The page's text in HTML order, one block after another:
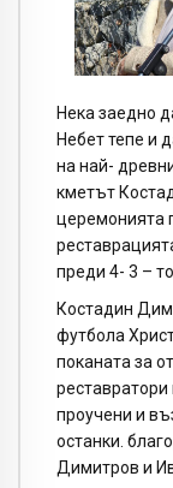
Нека заедно
Небет тепе и
на най-
кметът
церемонията
преди 4- 3 –
Костадин
футбола
поканата за
реставратори
проучени и
останки.
Димитров и